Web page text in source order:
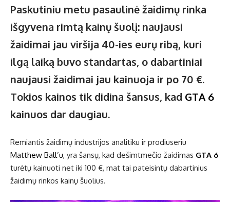
Paskutiniu metu pasaulinė žaidimų rinka
išgyvena rimtą kainų šuolį: naujausi
žaidimai jau viršija 40-ies eurų ribą, kuri
ilgą laiką buvo standartas, o dabartiniai
naujausi žaidimai jau kainuoja ir po 70 €.
Tokios kainos tik didina šansus, kad GTA 6
kainuos dar daugiau.
Remiantis žaidimų industrijos analitiku ir prodiuseriu
Matthew Ball’u, yra šansų, kad dešimtmečio žaidimas GTA 6
turėtų kainuoti net iki 100 €, mat tai pateisintų dabartinius
žaidimų rinkos kainų šuolius.